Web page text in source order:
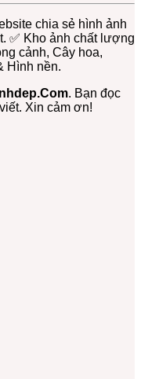
Gấu
Trúc,
Gấu
Dâu,
Gấu
Bông
Free
chia sẻ hình ảnh
✅ Kho ảnh chất lượng
cảnh, Cây hoa,
Hình nền.
. Bạn đọc
Xin cảm ơn!